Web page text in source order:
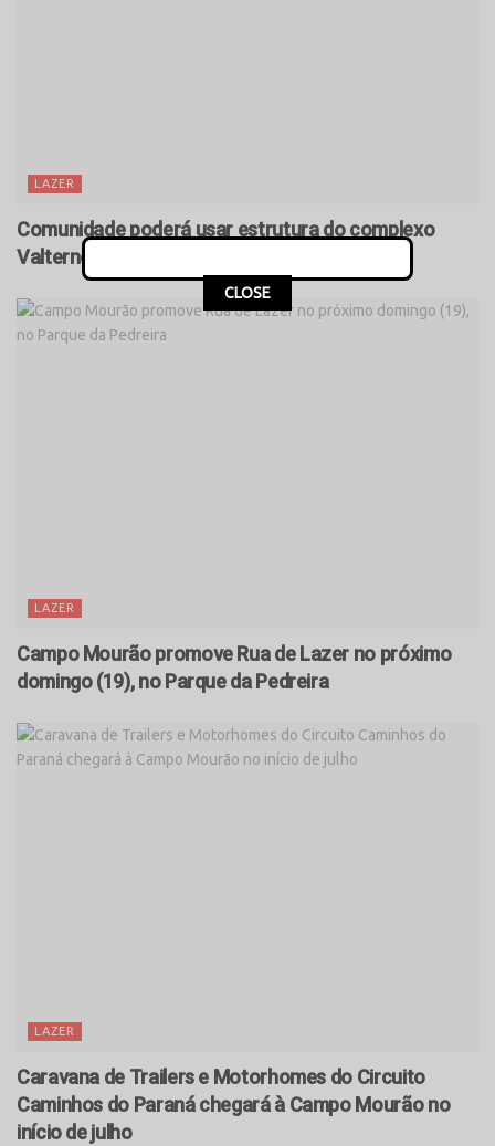
LAZER
Comunidade poderá usar estrutura do complexo
Valternei de Oliveira até 22 horas
LAZER
Campo Mourão promove Rua de Lazer no próximo
domingo (19), no Parque da Pedreira
LAZER
Caravana de Trailers e Motorhomes do Circuito
Caminhos do Paraná chegará à Campo Mourão no
início de julho
CLOSE